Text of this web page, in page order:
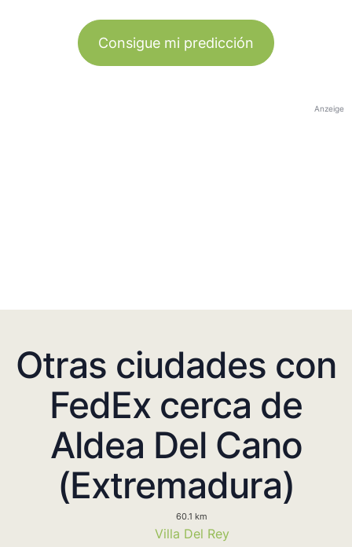
Consigue mi predicción
Anzeige
Otras ciudades con
FedEx cerca de
Aldea Del Cano
(Extremadura)
60.1 km
Villa Del Rey